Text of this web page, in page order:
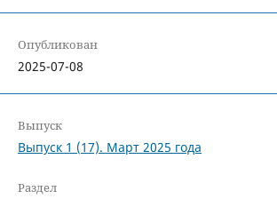
Опубликован
2025-07-08
Выпуск
Выпуск 1 (17). Март 2025 года
Раздел